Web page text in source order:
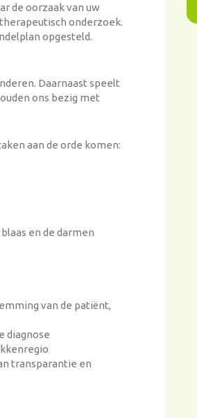
de oorzaak van uw
onderzoek.
opgesteld.
Daarnaast speelt
ons bezig met
aan de orde komen:
en de darmen
van de patiënt,
diagnose
transparantie en